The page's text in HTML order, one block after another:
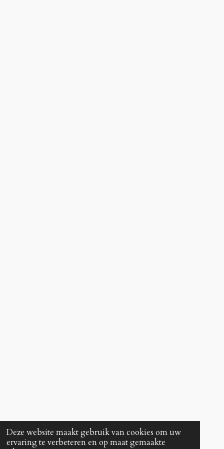
Deze website maakt gebruik van cookies om uw
ervaring te verbeteren en op maat gemaakte